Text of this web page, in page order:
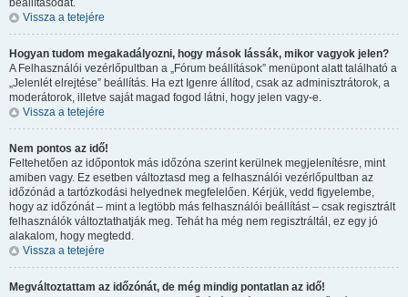
beállításodat.
Vissza a tetejére
Hogyan tudom megakadályozni, hogy mások lássák, mikor vagyok jelen?
A Felhasználói vezérlőpultban a „Fórum beállítások” menüpont alatt található a
„Jelenlét elrejtése” beállítás. Ha ezt Igenre állítod, csak az adminisztrátorok, a
moderátorok, illetve saját magad fogod látni, hogy jelen vagy-e.
Vissza a tetejére
Nem pontos az idő!
Feltehetően az időpontok más időzóna szerint kerülnek megjelenítésre, mint
amiben vagy. Ez esetben változtasd meg a felhasználói vezérlőpultban az
időzónád a tartózkodási helyednek megfelelően. Kérjük, vedd figyelembe,
hogy az időzónát – mint a legtöbb más felhasználói beállítást – csak regisztrált
felhasználók változtathatják meg. Tehát ha még nem regisztráltál, ez egy jó
alakalom, hogy megtedd.
Vissza a tetejére
Megváltoztattam az időzónát, de még mindig pontatlan az idő!